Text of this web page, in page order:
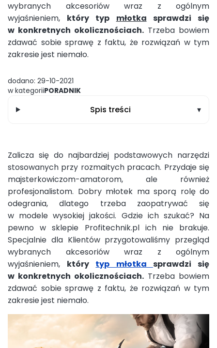
wybranych akcesoriów wraz z ogólnym
wyjaśnieniem, który typ młotka sprawdzi się
w konkretnych okolicznościach. Trzeba bowiem
zdawać sobie sprawę z faktu, że rozwiązań w tym
zakresie jest niemało.
dodano: 29-10-2021
w kategoriiPORADNIK
Spis treści ▾
Zalicza się do najbardziej podstawowych narzędzi
stosowanych przy rozmaitych pracach. Przydaje się
majsterkowiczom-amatorom, ale również
profesjonalistom. Dobry młotek ma sporą rolę do
odegrania, dlatego trzeba zaopatrywać się
w modele wysokiej jakości. Gdzie ich szukać? Na
pewno w sklepie Profitechnik.pl ich nie brakuje.
Specjalnie dla Klientów przygotowaliśmy przegląd
wybranych akcesoriów wraz z ogólnym
wyjaśnieniem, który typ młotka sprawdzi się
w konkretnych okolicznościach. Trzeba bowiem
zdawać sobie sprawę z faktu, że rozwiązań w tym
zakresie jest niemało.